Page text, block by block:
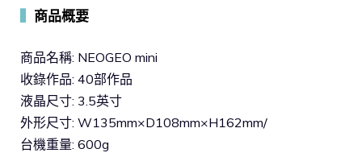
商品概要
商品名稱: NEOGEO mini
收錄作品: 40部作品
液晶尺寸: 3.5英寸
外形尺寸: W135mm×D108mm×H162mm/
台機重量: 600g